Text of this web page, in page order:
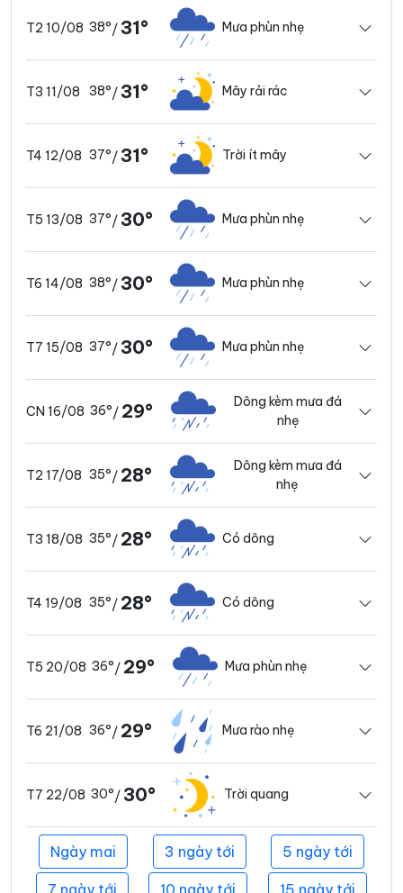
T2 10/08 38°/31° Mưa phùn nhẹ
T3 11/08 38°/31° Mây rải rác
T4 12/08 37°/31° Trời ít mây
T5 13/08 37°/30° Mưa phùn nhẹ
T6 14/08 38°/30° Mưa phùn nhẹ
T7 15/08 37°/30° Mưa phùn nhẹ
CN 16/08 36°/ 29°
Dông kèm mưa đá
nhẹ
T2 17/08 35°/ 28°
Dông kèm mưa đá
nhẹ
T3 18/08 35°/ 28° Có dông
T4 19/08 35°/ 28° Có dông
T5 20/08 36°/ 29° Mưa phùn nhẹ
T6 21/08 36°/ 29° Mưa rào nhẹ
T7 22/08 30°/30° Trời quang
Ngày mai 3 ngày tới 5 ngày tới
7 ngày tới 10 ngày tới 15 ngày tới